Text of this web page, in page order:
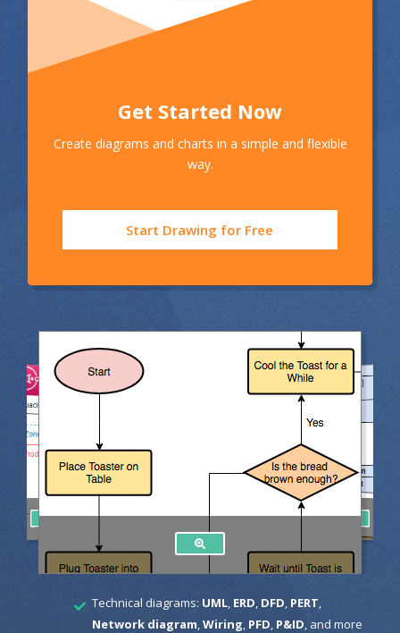
Get Started Now
Create diagrams and charts in a simple and flexible
way.
Start Drawing for Free
Technical diagrams: UML, ERD DFD PERT
Network diagram Wiring PFD P&ID , and more